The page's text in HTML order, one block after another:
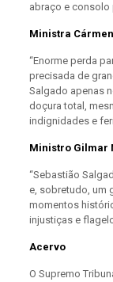
abraço e consolo
Ministra
“Enorme perda
precisada de
Salgado apenas
doçura total,
indignidades e
Ministro Gilmar
“Sebastião
e, sobretudo, um
momentos
injustiças e
Acervo
O Supremo